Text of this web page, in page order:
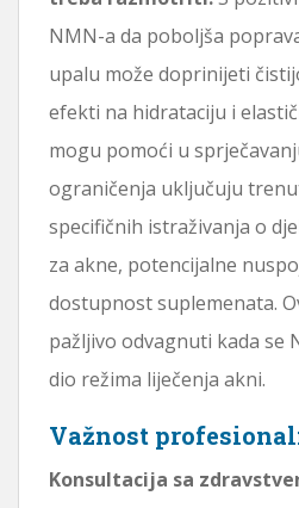
NMN-a da poboljša
upalu može doprinijeti
efekti na hidrataciju i
mogu pomoći u
ograničenja uključuju
specifičnih istraživanja o
za akne, potencijalne
dostupnost suplemenata.
pažljivo odvagnuti kada se
dio režima liječenja akni.
Važnost
Konsultacija sa